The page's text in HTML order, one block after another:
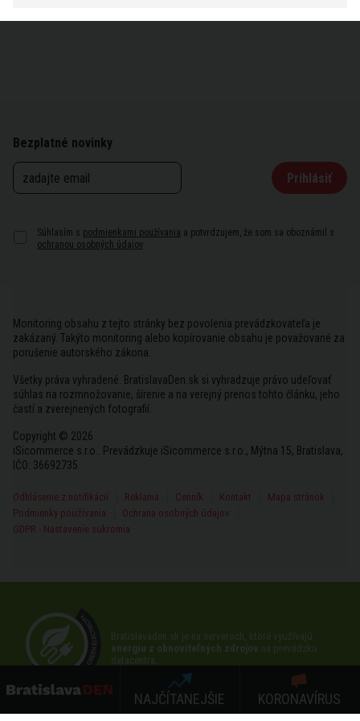
NAJČÍTANEJŠIE KORONAVÍRUS
Bezplatné novinky
Prihlásiť
Súhlasím s podmienkami používania a potvrdzujem, že som sa oboznámil s
ochranou osobných údajov
Monitoring obsahu z tejto stránky bez povolenia prevádzkovateľa je
zakázaný. Takýto monitoring alebo kopírovanie obsahu je považované za
porušenie autorského zákona.
Všetky práva vyhradené. BratislavaDen.sk si vyhradzuje právo udeľovať
súhlas na rozmnožovanie, šírenie a na verejný prenos tohto článku, jeho
častí a zverejnených fotografií.
Copyright © 2026
iSicommerce s.r.o.. Prevádzkuje iSicommerce s.r.o., Mýtna 15, Bratislava,
IČO: 36692735
Odhlásenie z notifikácií Reklama Cenník Kontakt
Mapa stránok
Podmienky používania
Ochrana osobných údajov
GDPR - Nastavenie sukromia
Bratislavaden.sk je na serveroch, ktoré využívajú
energiu z obnoviteľných zdrojov na prevádzku
datacentra.